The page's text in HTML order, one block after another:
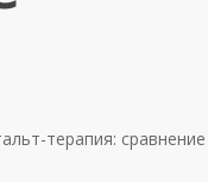
терапия: сравнение